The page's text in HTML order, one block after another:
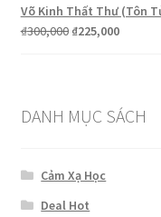
Võ Kinh Thất Thư (Tôn
₫300,000 Giá
₫225,000Giá
₫225,000.
DANH MỤC SÁCH
Cảm Xạ Học
Deal Hot